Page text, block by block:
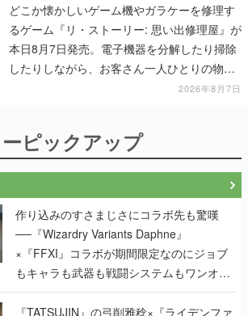
どこか懐かしいゲーム機やガラケーを修理す
るゲーム『リ・ストーリー: 思い出修理屋』が
本日8月7日発売。電子機器を分解したり掃除
したりしながら、お客さん一人ひとりの物語
2026年8月7日
ピックアップ
作り込みのすさまじさにコラボ先も驚嘆
──『Wizardry Variants Daphne』
×『FFXI』コラボが期間限定なのにジョブ
もキャラも武器も戦闘システムもワンオフ
で作り込まれた理由を両ディレクターに聞
く
『TATSUJIN』の弓削雅稔×『ライデンファ